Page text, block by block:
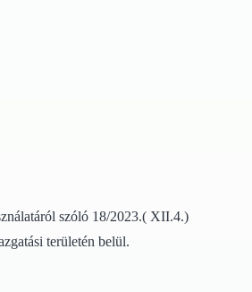
szóló 18/2023.( XII.4.)
területén belül.